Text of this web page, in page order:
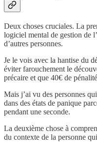
Deux choses cruciales. La
logiciel mental de gestion de
d’autres personnes.
Je le vois avec la hantise du
éviter farouchement le
précaire et que 40€ de
Mais j’ai vu des personnes
dans des états de panique
pendant une seconde.
La deuxième chose à
du contexte de la personne